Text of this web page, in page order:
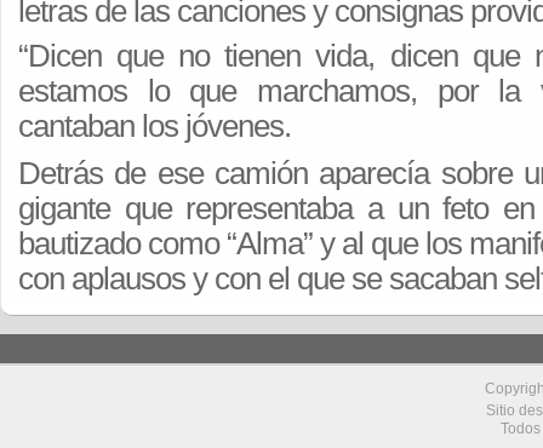
letras de las canciones y consignas
“Dicen que no tienen vida, dicen que
estamos lo que marchamos, por la
cantaban los jóvenes.
Detrás de ese camión aparecía sobre
gigante que representaba a un feto
bautizado como “Alma” y al que los
con aplausos y con el que se sacaban
Sitio